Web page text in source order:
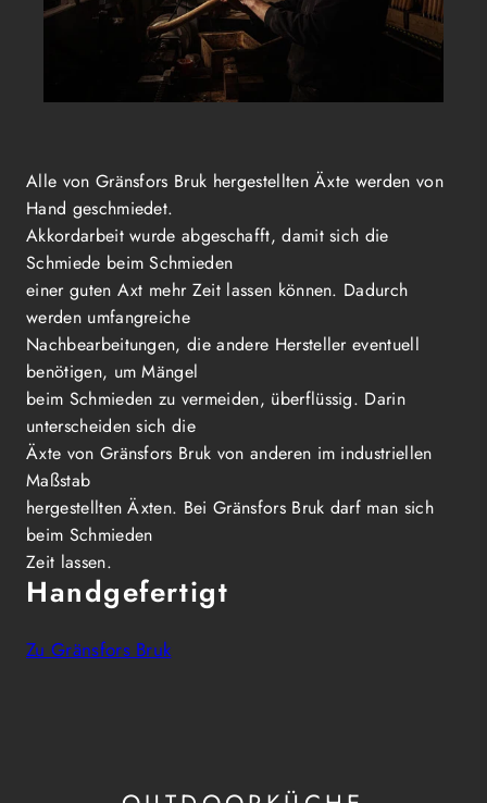
Alle von Gränsfors Bruk hergestellten Äxte werden von
Hand geschmiedet.
Akkordarbeit wurde abgeschafft, damit sich die
Schmiede beim Schmieden
einer guten Axt mehr Zeit lassen können. Dadurch
werden umfangreiche
Nachbearbeitungen, die andere Hersteller eventuell
benötigen, um Mängel
beim Schmieden zu vermeiden, überflüssig. Darin
unterscheiden sich die
Äxte von Gränsfors Bruk von anderen im industriellen
Maßstab
hergestellten Äxten. Bei Gränsfors Bruk darf man sich
beim Schmieden
Zeit lassen.
Handgefertigt
Zu Gränsfors Bruk